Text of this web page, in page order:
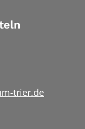
trier.de